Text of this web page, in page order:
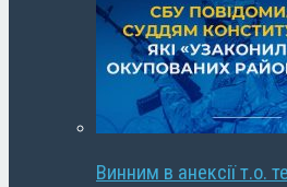
Винним в анексії т.о.